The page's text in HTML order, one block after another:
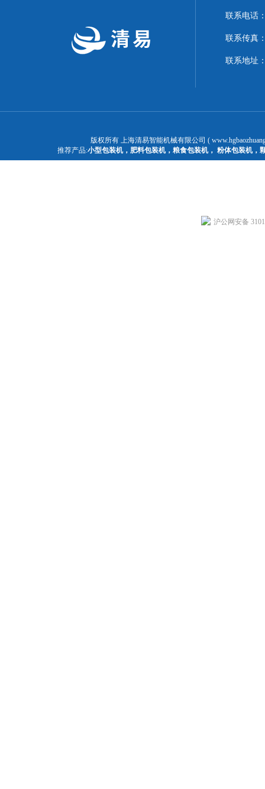
联系电话
联系传真
联系地址
版权所有 上海清易智能机械有限公司 (
推荐产品:小型包装机， 肥料包装机， 粮食包装机， 粉体包装机，
沪公网安备